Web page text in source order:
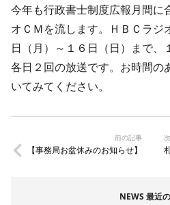
今年も行政書士制度広報月間に
オＣＭを流します。ＨＢＣラジ
日（月）～１６日（日）まで
各日２回の放送です。お時間の
いてみてください。
前の記事
【事務局お盆休みのお知らせ】
NEWS 最近